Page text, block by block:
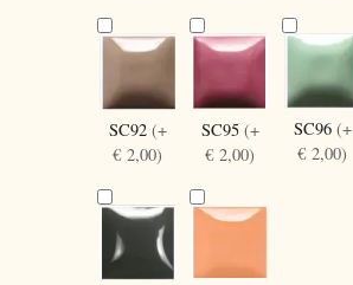
SC92 (+
€ 2,00)
SC95 (+
€ 2,00)
SC96 (+
€ 2,00)